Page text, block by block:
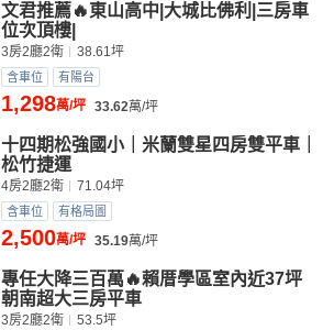
文君推薦🔥東山高中|大城比佛利|三房車
位次頂樓|
3房2廳2衛 38.61坪
含車位 有陽台
1,298萬/坪 33.62萬/坪
十四期松強國小｜米蘭雙星四房雙平車｜
松竹捷運
4房2廳2衛 71.04坪
含車位 有格局圖
2,500萬/坪 35.19萬/坪
專任大降三百萬🔥賴厝學區室內近37坪
朝南超大三房平車
3房2廳2衛 53.5坪